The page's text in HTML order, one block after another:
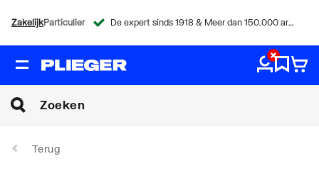
ZakelijkParticulier De expert sinds 1918 & Meer dan 150.000 artikelen
Terug